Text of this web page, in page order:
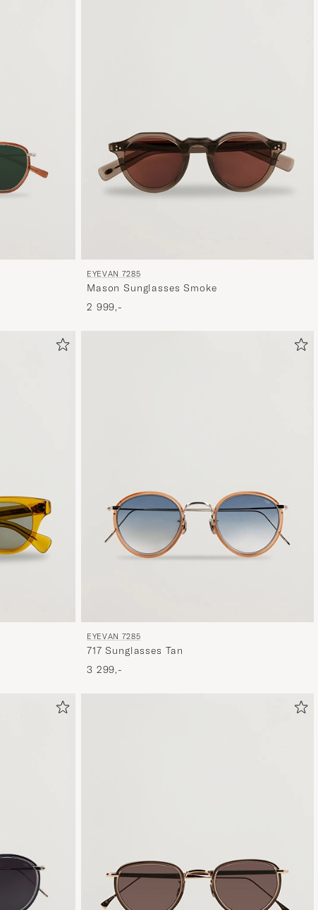
EYEVAN 7285
Mason Sunglasses Smoke
2 999,-
EYEVAN 7285
717 Sunglasses Tan
3 299,-